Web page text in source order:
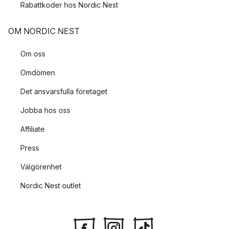
Rabattkoder hos Nordic Nest
OM NORDIC NEST
Om oss
Omdömen
Det ansvarsfulla företaget
Jobba hos oss
Affiliate
Press
Välgörenhet
Nordic Nest outlet